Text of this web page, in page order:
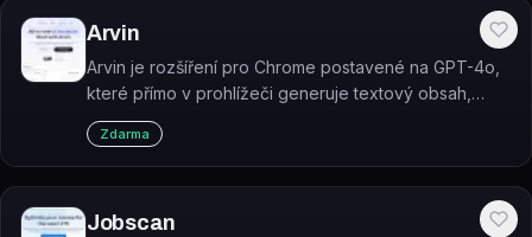
Arvin
Arvin je rozšíření pro Chrome postavené na GPT-4o,
které přímo v prohlížeči generuje textový obsah,
obrázky a loga a nabízí AI chat, vyhledávání i čtení
PDF.
Zdarma
Jobscan